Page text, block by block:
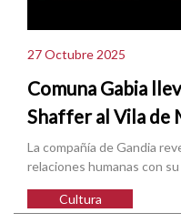
27 Octubre 2025
Comuna Gabia
Shaffer al Vila de
La compañía de Gandia
relaciones humanas con
Cultura